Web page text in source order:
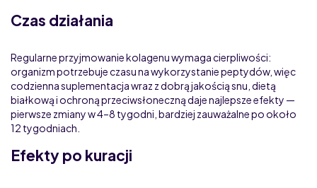
Czas działania
Regularne przyjmowanie kolagenu wymaga cierpliwości:
organizm potrzebuje czasu na wykorzystanie peptydów, więc
codzienna suplementacja wraz z dobrą jakością snu, dietą
białkową i ochroną przeciwsłoneczną daje najlepsze efekty —
pierwsze zmiany w 4–8 tygodni, bardziej zauważalne po około
12 tygodniach.
Efekty po kuracji